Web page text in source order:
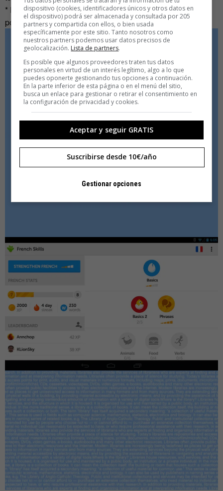
* Esta App ha sido elegida como aplicación de la semana
por el medioCódigo Espaguetti.
dispositivo (cookies, identificadores únicos y otros datos en
el dispositivo) podrá ser almacenada y consultada por 205
partners y compartida con ellos, o bien usada
específicamente por este sitio. Tanto nosotros como
nuestros partners podemos usar datos precisos de
geolocalización. Lista de partners.
Es posible que algunos proveedores traten tus datos
personales en virtud de un interés legítimo, algo a lo que
puedes oponerte gestionando tus opciones a continuación.
En la parte inferior de esta página o en el menú del sitio,
busca un enlace para gestionar o retirar el consentimiento en
la configuración de privacidad y cookies.
Aceptar y seguir GRATIS
Suscribirse desde 10€/año
Gestionar opciones